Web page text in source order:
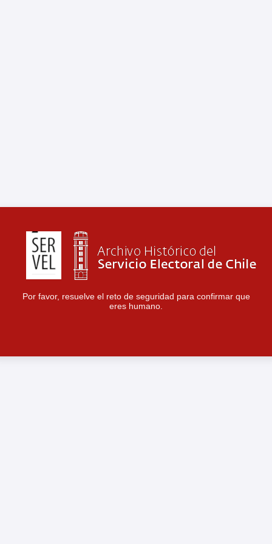
Por favor, resuelve el reto de seguridad para confirmar que
eres humano.